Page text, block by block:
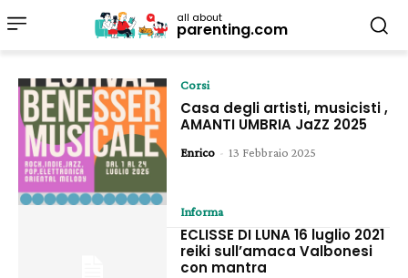
all about
parenting.com
Corsi
Casa degli artisti, musicisti ,
AMANTI UMBRIA JaZZ 2025
Enrico - 13 Febbraio 2025
Informa
ECLISSE DI LUNA 16 luglio 2021
reiki sull’amaca Valbonesi
con mantra